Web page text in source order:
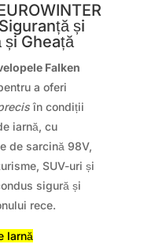
și
Gheață
Falken
a oferi
în condiții
iarnă, cu
de sarcină 98V,
SUV-uri și
sigură și
rece.
Iarnă